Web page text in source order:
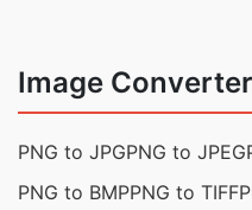
Image
PNG to JPGPNG to JPEG
PNG to BMPPNG to TIFF